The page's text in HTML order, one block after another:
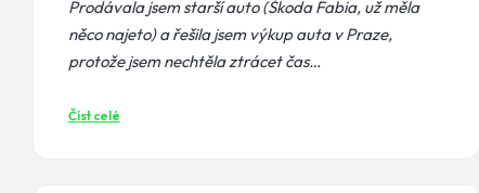
Prodávala jsem starší auto (Škoda Fabia, už měla
něco najeto) a řešila jsem výkup auta v Praze,
protože jsem nechtěla ztrácet čas…
Číst celé